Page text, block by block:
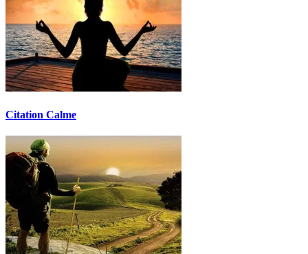
Citation Calme